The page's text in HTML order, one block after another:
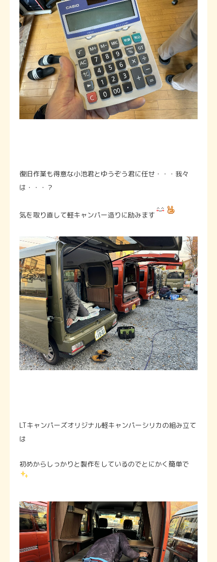
復旧作業も得意な小池君とゆうぞう君に任せ・・・我々
は・・・？
気を取り直して軽キャンパー造りに励みます
LTキャンパーズオリジナル軽キャンパーシリカの組み立て
は
初めからしっかりと製作をしているのでとにかく簡単で